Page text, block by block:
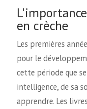
en crèche
Les premières
pour le
cette période que
intelligence, de sa
apprendre. Les